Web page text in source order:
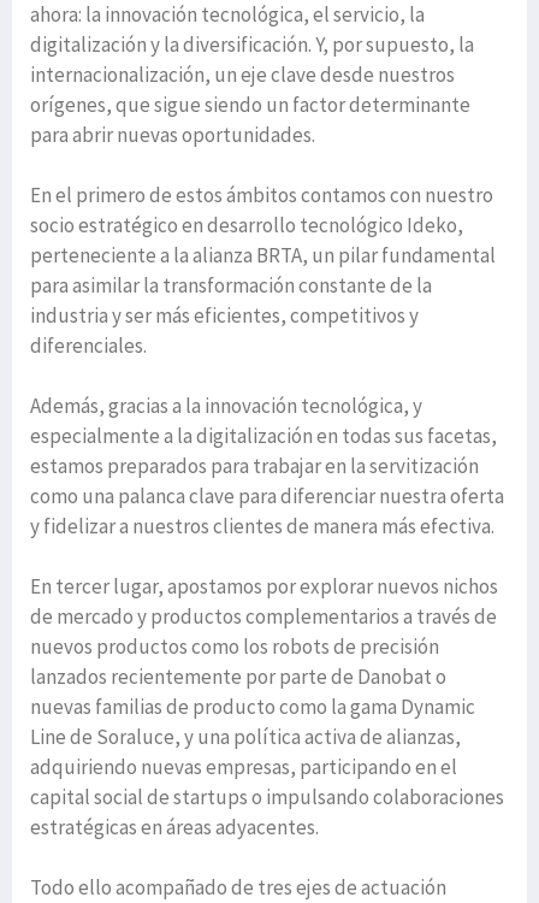
ahora: la innovación tecnológica, el servicio, la
digitalización y la diversificación. Y, por supuesto, la
internacionalización, un eje clave desde nuestros
orígenes, que sigue siendo un factor determinante
para abrir nuevas oportunidades.
En el primero de estos ámbitos contamos con nuestro
socio estratégico en desarrollo tecnológico Ideko,
perteneciente a la alianza BRTA, un pilar fundamental
para asimilar la transformación constante de la
industria y ser más eficientes, competitivos y
diferenciales.
Además, gracias a la innovación tecnológica, y
especialmente a la digitalización en todas sus facetas,
estamos preparados para trabajar en la servitización
como una palanca clave para diferenciar nuestra oferta
y fidelizar a nuestros clientes de manera más efectiva.
En tercer lugar, apostamos por explorar nuevos nichos
de mercado y productos complementarios a través de
nuevos productos como los robots de precisión
lanzados recientemente por parte de Danobat o
nuevas familias de producto como la gama Dynamic
Line de Soraluce, y una política activa de alianzas,
adquiriendo nuevas empresas, participando en el
capital social de startups o impulsando colaboraciones
estratégicas en áreas adyacentes.
Todo ello acompañado de tres ejes de actuación